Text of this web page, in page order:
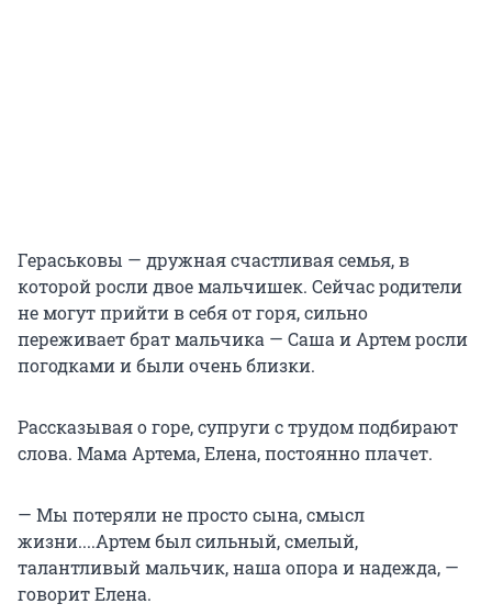
Гераськовы — дружная счастливая семья, в
которой росли двое мальчишек. Сейчас родители
не могут прийти в себя от горя, сильно
переживает брат мальчика — Саша и Артем росли
погодками и были очень близки.
Рассказывая о горе, супруги с трудом подбирают
слова. Мама Артема, Елена, постоянно плачет.
— Мы потеряли не просто сына, смысл
жизни....Артем был сильный, смелый,
талантливый мальчик, наша опора и надежда, —
говорит Елена.